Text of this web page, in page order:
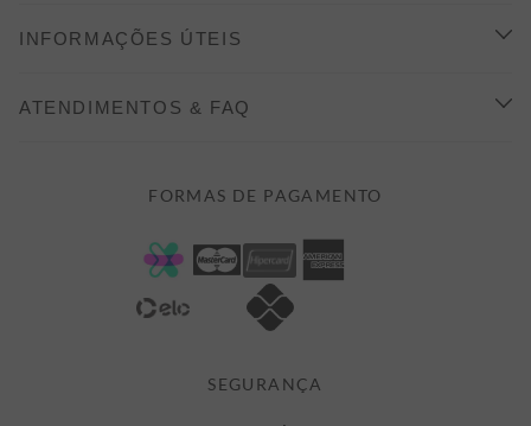
CONHEÇA A ALEATORY
INFORMAÇÕES ÚTEIS
FORMAS DE PAGAMENTO
POLÍTICA DE PRIVACIDADE
ATENDIMENTOS & FAQ
ATENDIMENTO@ALEATORYSTORE.COM.BR
FORMAS DE PAGAMENTO
SEGURANÇA